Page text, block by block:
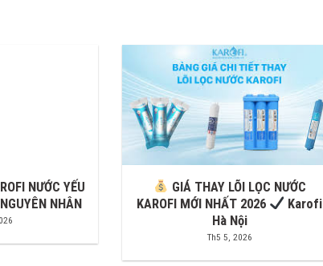
NƯỚC YẾU
NHÂN
GIÁ THAY LÕI LỌC NƯỚC
KAROFI MỚI NHẤT 2026
Karofi
Hà Nội
Th5 5, 2026